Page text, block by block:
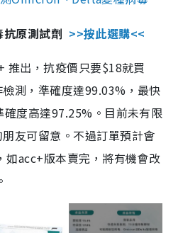
原測試劑 >>按此選購<<
推出，抗疫價只要$18就買
測，準確度達99.03%，最快
度高達97.25%。目前未有限
友可留意。不過訂單預計會
如acc+版本賣完，將有機會改